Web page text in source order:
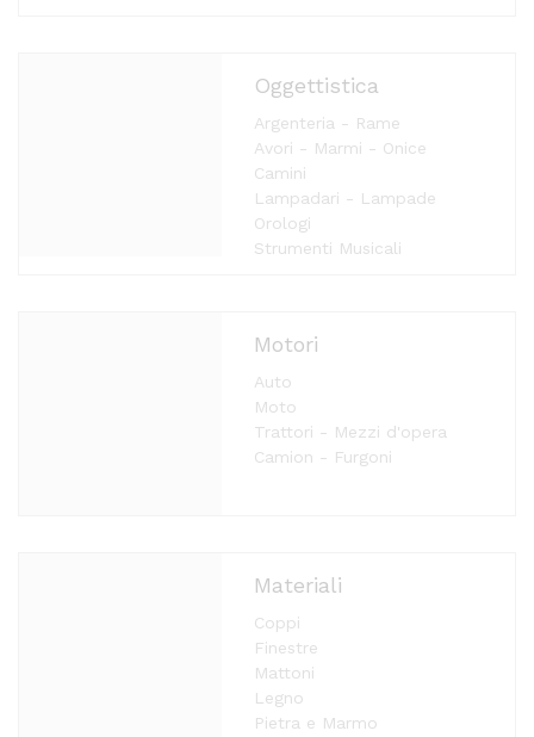
Oggettistica
Argenteria - Rame
Avori - Marmi - Onice
Camini
Lampadari - Lampade
Orologi
Strumenti Musicali
Motori
Auto
Moto
Trattori - Mezzi d'opera
Camion - Furgoni
Materiali
Coppi
Finestre
Mattoni
Legno
Pietra e Marmo